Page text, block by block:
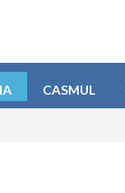
CASMUL